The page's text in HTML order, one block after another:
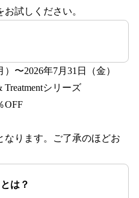
試しください。
〜2026年7月31日（金）
Treatmentシリーズ
OFF
ります。ご了承のほどお
は？